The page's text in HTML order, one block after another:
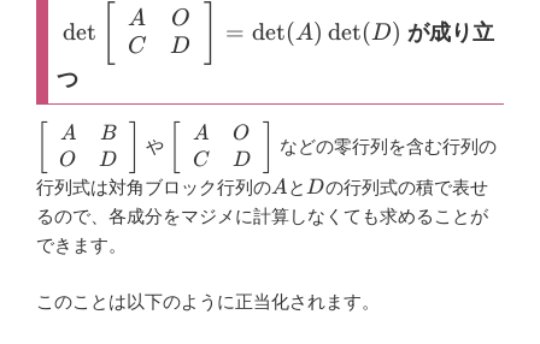
\small \det\left[
\begin{array}{cc}A &
O \\ C & D
\end{array}
\right]=\det(A)\det(D)
det
A
C
O
D
= det(A) det(D) が成り立
つ
\left[
\begin{array}
{cc}A & B \\
O & D
\end{array}
\right]
A
O
B
D
や
\left[
\begin{array}
{cc}A & O \\
C & D
\end{array}
A
C
O
D
などの零行列を含む行列の
行列式は対角ブロック行列のA
Aと D
Dの行列式の積で表せ
るので、各成分をマジメに計算しなくても求めることが
できます。
このことは以下のように正当化されます。